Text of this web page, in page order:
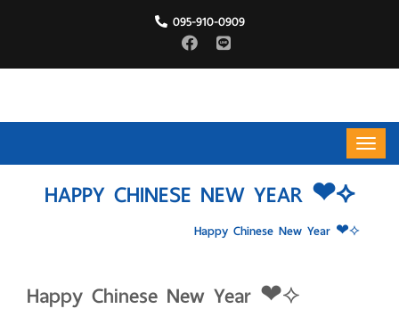
095-910-0909
HAPPY CHINESE NEW YEAR ❤⟡
Happy Chinese New Year ❤⟡
Happy Chinese New Year ❤⟡